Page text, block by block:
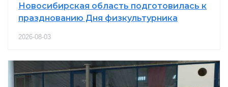
Новосибирская область подготовилась к
празднованию Дня физкультурника
2026-08-03